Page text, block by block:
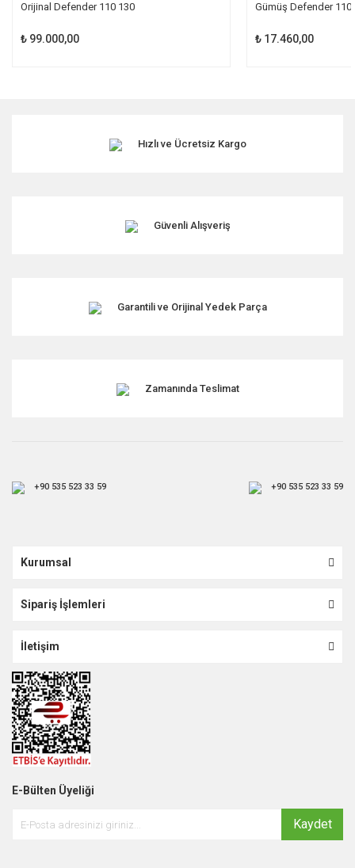
Orijinal Defender 110 130
₺ 99.000,00
Gümüş Defender 110
₺ 17.460,00
Hızlı ve Ücretsiz Kargo
Güvenli Alışveriş
Garantili ve Orijinal Yedek Parça
Zamanında Teslimat
+90 535 523 33 59 +90 535 523 33 59
Kurumsal
Sipariş İşlemleri
İletişim
E-Bülten Üyeliği
Kaydet